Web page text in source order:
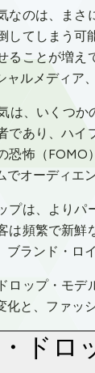
なのは、ま
してしまう
ることが増
ルメディア
は、いくつ
であり、ハ
恐怖（
オーディエ
プは、より
は頻繁で新
ランド・ロ
ロップ・モデ
と、ファッ
ドロ